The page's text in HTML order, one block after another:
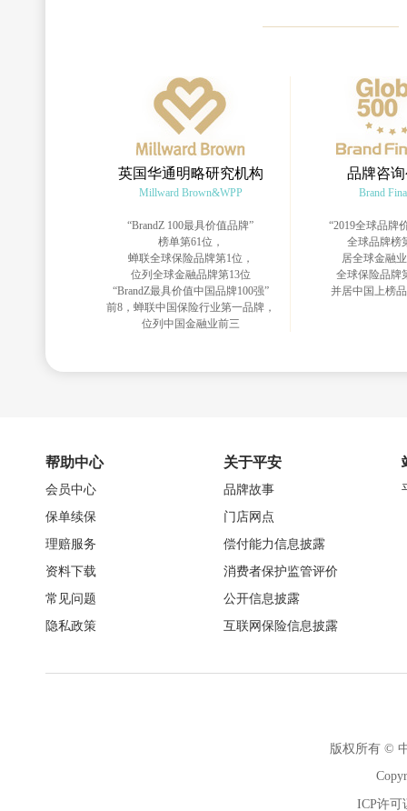
英国华通明略研究机构
Millward Brown&WPP
“BrandZ 100最具价值品牌”
榜单第61位，
蝉联全球保险品牌第1位，
位列全球金融品牌第13位
“BrandZ最具价值中国品牌100强”
前8，蝉联中国保险行业第一品牌，
位列中国金融业前三
品牌咨
Brand
“2019全球品牌
全球品牌榜
居全球金融
全球保险品牌
并居中国上榜
帮助中心
会员中心
保单续保
理赔服务
资料下载
常见问题
隐私政策
关于平安
品牌故事
门店网点
偿付能力信息披露
消费者保护监管评价
公开信息披露
互联网保险信息披露
版权所有 ©
ICP许可